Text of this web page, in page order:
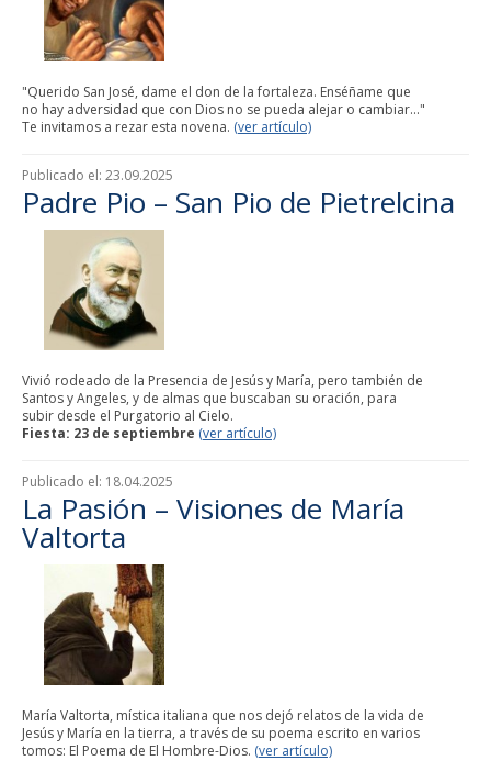
"Querido San José, dame el don de la fortaleza. Enséñame que
no hay adversidad que con Dios no se pueda alejar o cambiar..."
Te invitamos a rezar esta novena. (ver artículo)
Publicado el: 23.09.2025
Padre Pio – San Pio de Pietrelcina
Vivió rodeado de la Presencia de Jesús y María, pero también de
Santos y Angeles, y de almas que buscaban su oración, para
subir desde el Purgatorio al Cielo.
Fiesta: 23 de septiembre (ver artículo)
Publicado el: 18.04.2025
La Pasión – Visiones de María
Valtorta
María Valtorta, mística italiana que nos dejó relatos de la vida de
Jesús y María en la tierra, a través de su poema escrito en varios
tomos: El Poema de El Hombre-Dios. (ver artículo)